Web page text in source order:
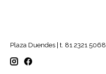
Plaza Duendes | t. 81 2321 5068